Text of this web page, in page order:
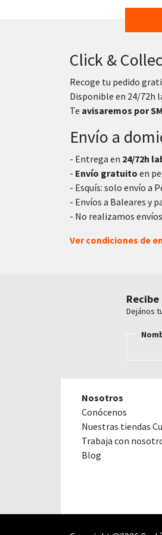
Click &
Recoge tu pedido
Disponible en 24/72h
Te avisaremos por
Envío a
- Entrega en 24/72h
- Envío gratuito en
- Esquís: solo envío a
- Envíos a Baleares y
- No realizamos
Ver condiciones de
Dejános
Nosotros
Conócenos
Nuestras tiendas
Trabaja con
Blog